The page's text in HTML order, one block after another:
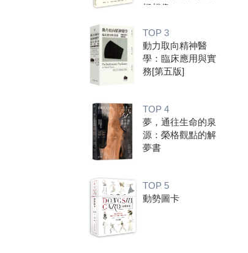
極想像
TOP 3
動力取向精神醫
學：臨床應用與實
務[第五版]
TOP 4
夢，通往生命的泉
源：榮格觀點的解
夢書
TOP 5
動勢圖卡